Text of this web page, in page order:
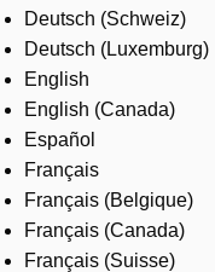
Where to buy
Contact us
Careers
Deutsch (Schweiz)
Deutsch (Luxemburg)
English
English (Canada)
Español
Français
Français (Belgique)
Français (Canada)
Français (Suisse)